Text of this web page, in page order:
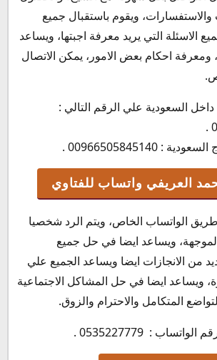
ويقوم باستقبال جميع
الاسئلة التي يريد معرفة اجبتها، ويساعد
احكام بعض الامور، يمكن الاتصال
السعودية علي الرقم التالي :
: 00966505845140 .
العريفي واتساب للفتاوي
الواتساب الخاص، ويتم الرد شخصيا
ويساعد ايضا في حل جميع
من الانجازات ايضا ويساعد الجميع علي
ويساعد ايضا في حل المشاكل الاجتماعية
المتكامل والاحترام والزوق.
الواتساب : 0535227779
.